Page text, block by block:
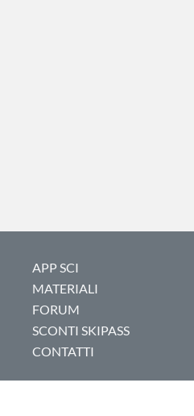
APP SCI
MATERIALI
FORUM
SCONTI SKIPASS
CONTATTI